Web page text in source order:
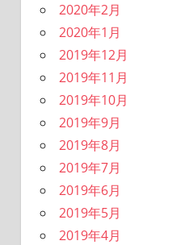
2020年2月
2020年1月
2019年12月
2019年11月
2019年10月
2019年9月
2019年8月
2019年7月
2019年6月
2019年5月
2019年4月